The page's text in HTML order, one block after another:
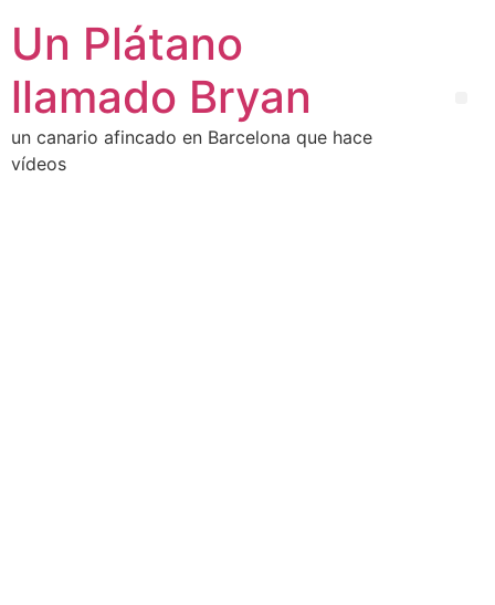
Un Plátano
llamado Bryan
un canario afincado en Barcelona que hace
vídeos